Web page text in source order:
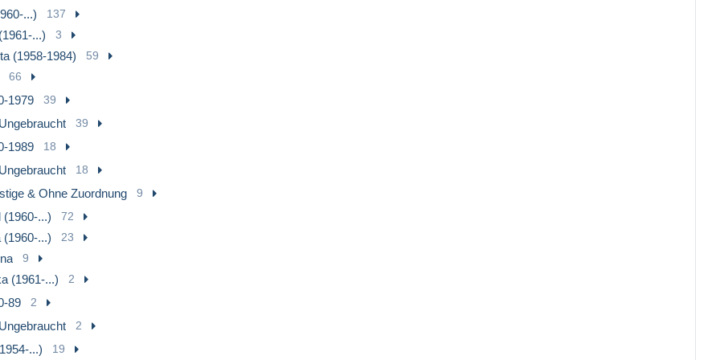
...) 137
...) 3
(1958-1984)
59
66
1979 39
39
1989 18
18
& Ohne Zuordnung 9
(1960-...) 72
(1960-...) 23
9
(1961-...) 2
89 2
2
...) 19